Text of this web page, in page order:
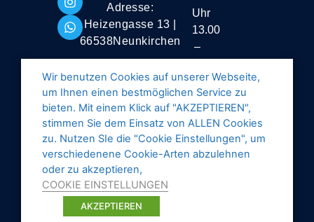
Adresse:
Heizengasse 13 |
66538Neunkirchen
Uhr
13.00
–
Uhr
Samstag
geschlossen
Wir benutzen Cookies auf unserer Webseite,
um Ihnen einen bestmöglichen Service zu
bieten. Mit einem Klick auf "AKZEPTIEREN",
stimmen Sie dem Einsatz von ALLEN Cookies
zu. Nutzen SIe die "Cookie Einstellungen", um
verschiedenene Cookie-Arten abzulehnen
oder zu akzeptieren,
COOKIE EINSTELLUNGEN
AKZEPTIEREN